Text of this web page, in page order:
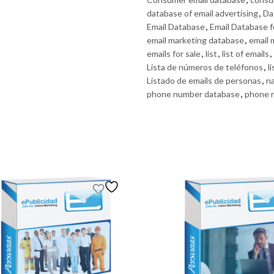
database of email advertising,
Email Database, Email Database
email marketing database, email
emails for sale, list, list of emails,
Lista de números de teléfonos,
Listado de emails de personas,
phone number database, phone